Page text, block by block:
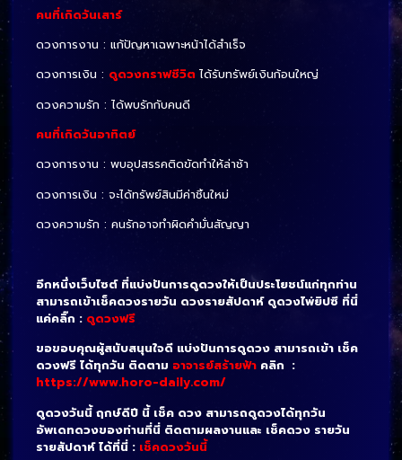
คนที่เกิดวันเสาร์
ดวงการงาน : แก้ปัญหาเฉพาะหน้าได้สำเร็จ
ดวงการเงิน : ดูดวงกราฟชีวิต ได้รับทรัพย์เงินก้อนใหญ่
ดวงความรัก : ได้พบรักกับคนดี
คนที่เกิดวันอาทิตย์
ดวงการงาน : พบอุปสรรคติดขัดทำให้ล่าช้า
ดวงการเงิน : จะได้ทรัพย์สินมีค่าชิ้นใหม่
ดวงความรัก : คนรักอาจทำผิดคำมั่นสัญญา
อีกหนึ่งเว็บไซต์ ที่แบ่งปันการดูดวงให้เป็นประโยชน์แก่ทุกท่าน
สามารถเข้าเช็คดวงรายวัน ดวงรายสัปดาห์ ดูดวงไพ่ยิปซี ที่นี่
แค่คลิ๊ก : ดูดวงฟรี
ขอขอบคุณผู้สนับสนุนใจดี แบ่งปันการดูดวง สามารถเข้า เช็ค
ดวงฟรี ได้ทุกวัน ติดตาม อาจารย์สร้ายฟ้า คลิก :
https://www.horo-daily.com/
ดูดวงวันนี้ ฤกษ์ดีปี นี้ เช็ค ดวง สามารถดูดวงได้ทุกวัน
อัพเดทดวงของท่านที่นี่ ติดตามผลงานและ เช็คดวง รายวัน
รายสัปดาห์ ได้ที่นี่ : เช็คดวงวันนี้